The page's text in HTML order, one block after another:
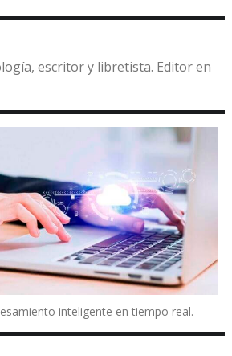
escritor y libretista. Editor en
inteligente en tiempo real.